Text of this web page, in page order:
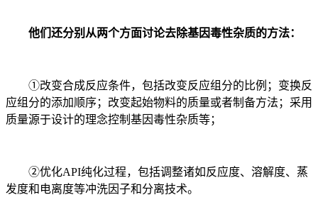
他们还分别从两个方面讨论去除基因毒性杂质的方法：
①改变合成反应条件，包括改变反应组分的比例；变换反
应组分的添加顺序；改变起始物料的质量或者制备方法；采用
质量源于设计的理念控制基因毒性杂质等；
②优化API纯化过程，包括调整诸如反应度、溶解度、蒸
发度和电离度等冲洗因子和分离技术。